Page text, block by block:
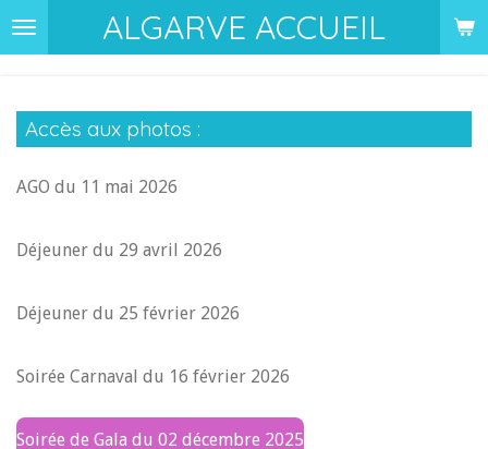
Passer
au
principal
ALGARVE ACCUEIL
Accès aux photos :
AGO du 11 mai 2026
Déjeuner du 29 avril 2026
Déjeuner du 25 février 2026
Soirée Carnaval du 16 février 2026
Soirée de Gala du 02 décembre 2025